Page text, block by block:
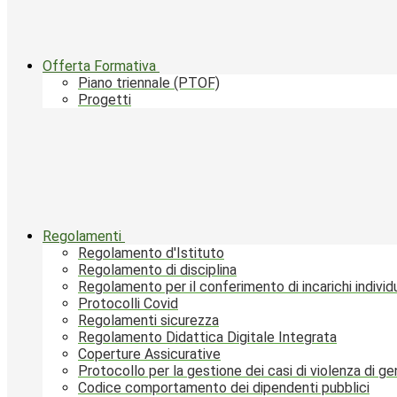
Offerta Formativa
Piano triennale (PTOF)
Progetti
Regolamenti
Regolamento d'Istituto
Regolamento di disciplina
Regolamento per il conferimento di incarichi
Protocolli Covid
Regolamenti sicurezza
Regolamento Didattica Digitale Integrata
Coperture Assicurative
Protocollo per la gestione dei casi di violenza di
Codice comportamento dei dipendenti pubblici